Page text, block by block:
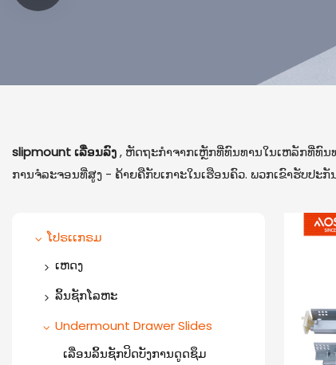
slipmount ເລື່ອນລົງ, ຫັດຖະກໍາຈາກເຫຼັກທີ່ທົນທານໃນເຫລັກທີ່ທົ
ການຈໍລະຈອນທີ່ສູງ - ຄ້າຍຄືກັບເກາະໃນເຮືອນຄົວ. ພວກເຂົາຮັບປະ
ໂປຣເເກຣມ
ເຫດງ
ປະຕູດຽວ
ປະຕູສອງທາງ
ປະຕູສະແຕນເລດ
ລິ້ນຊັກໂລຫະ
ກ່ອງລິ້ນຊັກກະທັດຮັດ
ກ່ອງລິ້ນຊັກຫລູຫລາ (ແຖບຮູບ
Undermount Drawer Slides
ເລື່ອນລິ້ນຊັກປິດບັງການດູດຊຶມ